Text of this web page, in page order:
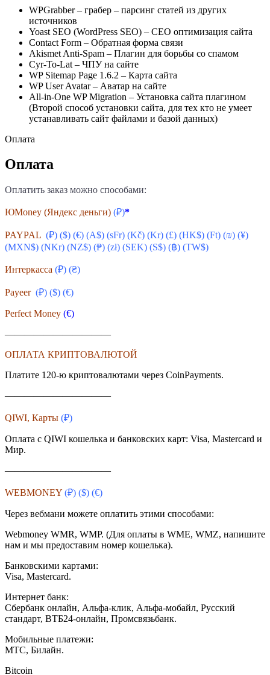
WPGrabber – грабер – парсинг статей из других
источников
Yoast SEO (WordPress SEO) – СЕО оптимизация сайта
Contact Form – Обратная форма связи
Akismet Anti-Spam – Плагин для борьбы со спамом
Cyr-To-Lat – ЧПУ на сайте
WP Sitemap Page 1.6.2 – Карта сайта
WP User Avatar – Аватар на сайте
All-in-One WP Migration – Установка сайта плагином
(Второй способ установки сайта, для тех кто не умеет
устанавливать сайт файлами и базой данных)
Оплата
Оплата
Оплатить заказ можно способами:
ЮMoney (Яндекс деньги) (₽)*
PAYPAL (₽) ($) (€) (A$) (sFr) (Kč) (Kr) (£) (HK$) (Ft) (₪) (¥)
(MXN$) (NKr) (NZ$) (₱) (zł) (SEK) (S$) (฿) (TW$)
Интеркасса (₽) (₴)
Payeer (₽) ($) (€)
Perfect Money (€)
———————————
ОПЛАТА КРИПТОВАЛЮТОЙ
Платите 120-ю криптовалютами через CoinPayments.
———————————
QIWI, Карты (₽)
Оплата с QIWI кошелька и банковских карт: Visa, Masterсard и
Мир.
———————————
WEBMONEY (₽) ($) (€)
Через вебмани можете оплатить этими способами:
Webmoney WMR, WMP. (Для оплаты в WME, WMZ, напишите
нам и мы предоставим номер кошелька).
Банковскими картами:
Visa, Mastercard.
Интернет банк:
Сбербанк онлайн, Альфа-клик, Альфа-мобайл, Русский
стандарт, ВТБ24-онлайн, Промсвязьбанк.
Мобильные платежи:
МТС, Билайн.
Bitcoin